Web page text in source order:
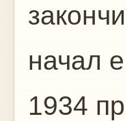
начал
1934